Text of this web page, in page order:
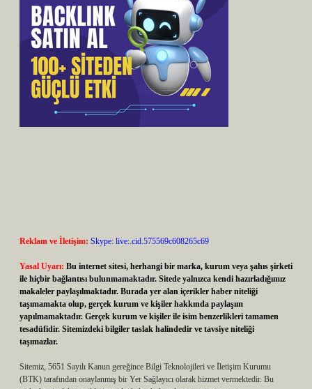
Reklam ve İletişim: Skype: live:.cid.575569c608265c69
Yasal Uyarı: Bu internet sitesi, herhangi bir marka, kurum veya şahıs şirketi
ile hiçbir bağlantısı bulunmamaktadır. Sitede yalnızca kendi hazırladığımız
makaleler paylaşılmaktadır. Burada yer alan içerikler haber niteliği
taşımamakta olup, gerçek kurum ve kişiler hakkında paylaşım
yapılmamaktadır. Gerçek kurum ve kişiler ile isim benzerlikleri tamamen
tesadüfidir. Sitemizdeki bilgiler taslak halindedir ve tavsiye niteliği
taşımazlar.
Sitemiz, 5651 Sayılı Kanun gereğince Bilgi Teknolojileri ve İletişim Kurumu
(BTK) tarafından onaylanmış bir Yer Sağlayıcı olarak hizmet vermektedir. Bu